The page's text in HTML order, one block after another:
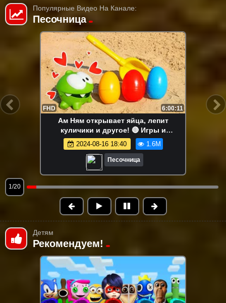
Популярные Видео На Канале:
Песочница
FHD 5:32
Ам Ням сбежал на улицу! Приключения
в песочнице и видео про игрушки для
малышей
2025-06-06 14:30 1.1M
Песочница
2/20
Детям
Рекомендуем!